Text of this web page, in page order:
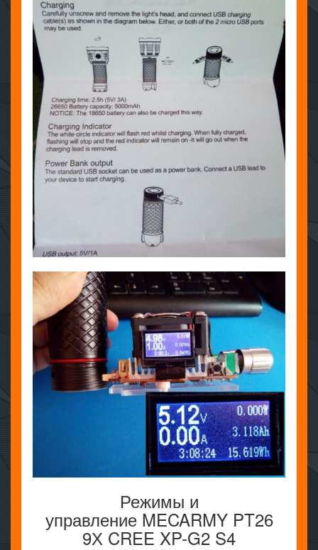
Режимы и
управление MECARMY PT26
9Х CREE XP-G2 S4